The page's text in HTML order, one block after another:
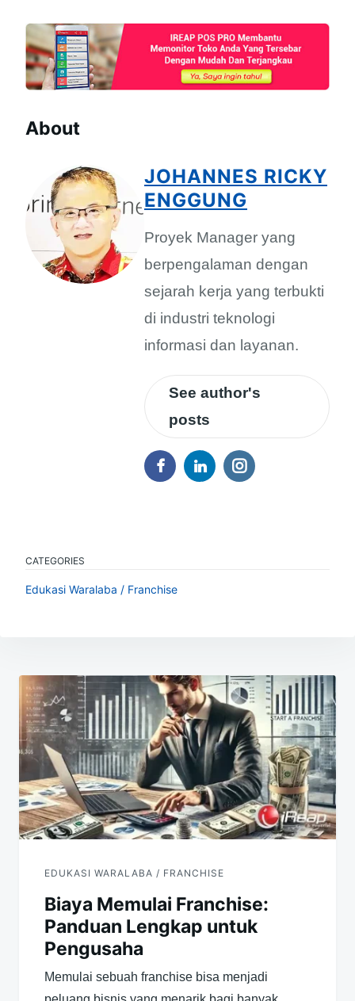
About
JOHANNES RICKY
ENGGUNG
Proyek Manager yang
berpengalaman dengan
sejarah kerja yang terbukti
di industri teknologi
informasi dan layanan.
See author's
posts
CATEGORIES
Edukasi Waralaba / Franchise
pos
EDUKASI WARALABA / FRANCHISE
Biaya Memulai Franchise:
Panduan Lengkap untuk
Pengusaha
Memulai sebuah franchise bisa menjadi